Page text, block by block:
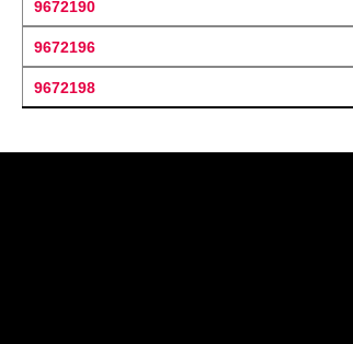
9672190
9672196
9672198